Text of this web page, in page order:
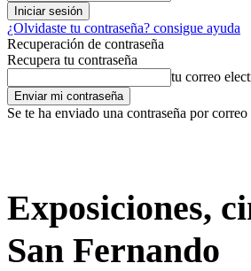
¿Olvidaste tu contraseña? consigue ayuda
Recuperación de contraseña
Recupera tu contraseña
tu correo
Se te ha enviado una contraseña por
Exposiciones,
San Fernando